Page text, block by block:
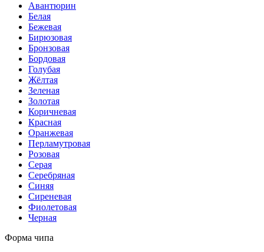
Авантюрин
Белая
Бежевая
Бирюзовая
Бронзовая
Бордовая
Голубая
Жёлтая
Зеленая
Золотая
Коричневая
Красная
Оранжевая
Перламутровая
Розовая
Серая
Серебряная
Синяя
Сиреневая
Фиолетовая
Черная
Форма чипа